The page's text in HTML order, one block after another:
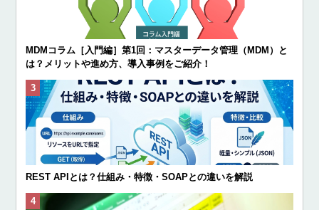
MDMコラム［入門編］第1回：マスターデータ管理（MDM）と
は？メリットや進め方、導入事例をご紹介！
REST APIとは？仕組み・特徴・SOAPとの違いを解説